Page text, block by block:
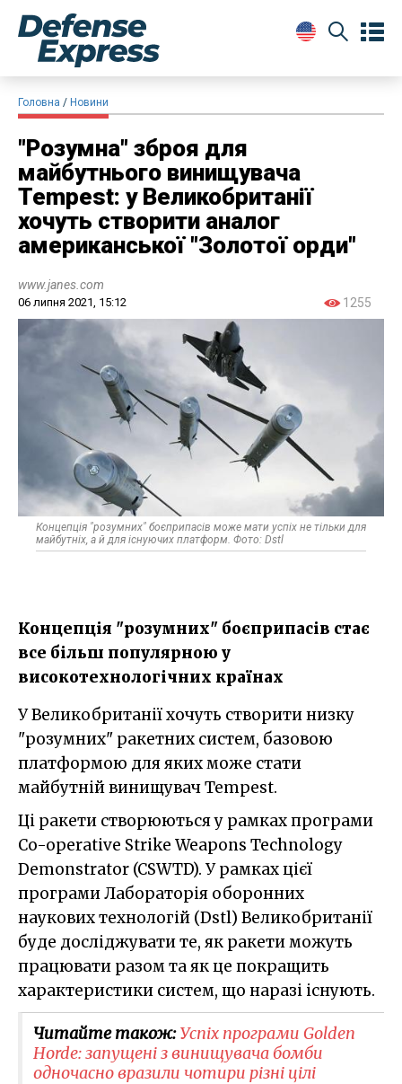
Головна Новини
"Розумна" зброя для
майбутнього винищувача
Tempest: у Великобританії
хочуть створити аналог
американської "Золотої орди"
www.janes.com
06 липня 2021, 15:12 1255
Концепція "розумних" боєприпасів може мати успіх не тільки для
майбутніх, а й для існуючих платформ. Фото: Dstl
Концепція "розумних" боєприпасів стає
все більш популярною у
високотехнологічних країнах
У Великобританії хочуть створити низку
"розумних" ракетних систем, базовою
платформою для яких може стати
майбутній винищувач Tempest.
Ці ракети створюються у рамках програми
Co-operative Strike Weapons Technology
Demonstrator (CSWTD). У рамках цієї
програми Лабораторія оборонних
наукових технологій (Dstl) Великобританії
буде досліджувати те, як ракети можуть
працювати разом та як це покращить
характеристики систем, що наразі існують.
Читайте також:Успіх програми Golden
Horde: запущені з винищувача бомби
одночасно вразили чотири різні цілі